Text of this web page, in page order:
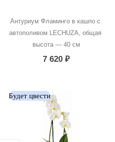
Антуриум Фламинго в кашпо с
автополивом LECHUZA, общая
высота — 40 см
7 620 ₽
Будет цвести